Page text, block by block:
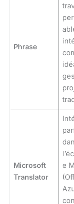
Phrase
Microsoft
Translator
e